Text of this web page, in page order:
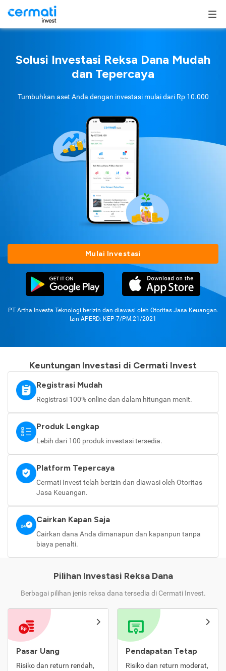
Solusi Investasi Reksa Dana Mudah
dan Tepercaya
Tumbuhkan aset Anda dengan investasi mulai dari Rp 10.000
Mulai Investasi
PT Artha Investa Teknologi berizin dan diawasi oleh Otoritas Jasa Keuangan.
Izin APERD: KEP-7/PM.21/2021
Keuntungan Investasi di Cermati Invest
Registrasi Mudah
Registrasi 100% online dan dalam hitungan menit.
Produk Lengkap
Lebih dari 100 produk investasi tersedia.
Platform Tepercaya
Cermati Invest telah berizin dan diawasi oleh Otoritas
Jasa Keuangan.
Cairkan Kapan Saja
Cairkan dana Anda dimanapun dan kapanpun tanpa
biaya penalti.
Pilihan Investasi Reksa Dana
Berbagai pilihan jenis reksa dana tersedia di Cermati Invest.
Pasar Uang
Risiko dan return rendah,
Pendapatan Tetap
Risiko dan return moderat,